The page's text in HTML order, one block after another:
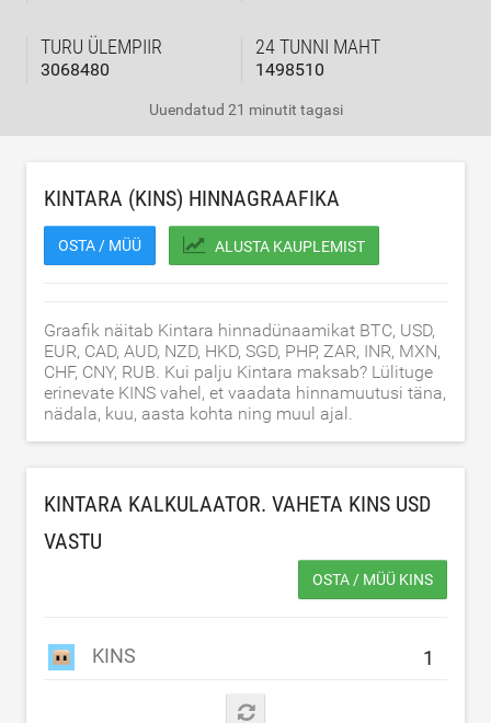
TURU ÜLEMPIIR
3068480
24 TUNNI MAHT
1498510
Uuendatud 21 minutit tagasi
KINTARA (KINS) HINNAGRAAFIKA
OSTA / MÜÜ ALUSTA KAUPLEMIST
Graafik näitab Kintara hinnadünaamikat BTC, USD,
EUR, CAD, AUD, NZD, HKD, SGD, PHP, ZAR, INR, MXN,
CHF, CNY, RUB. Kui palju Kintara maksab? Lülituge
erinevate KINS vahel, et vaadata hinnamuutusi täna,
nädala, kuu, aasta kohta ning muul ajal.
KINTARA KALKULAATOR. VAHETA KINS USD
VASTU
OSTA / MÜÜ KINS
KINS